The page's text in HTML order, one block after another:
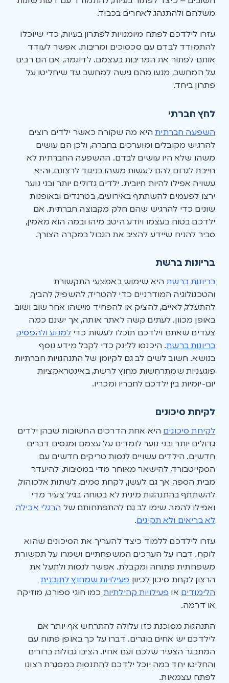
משלהם ולהתנהג לאחרים בכבוד.
עזרו לילדכם לפתח מיומנויות לפתרון בעיות, כדי שיוכלו
להתמודד לבדם עם סכסוכים ומריבות. אפשר לעודד
אותם לפתור את המריבות בעצמם. לדוגמה, אם הם רבים
על המחשב, מנעו מהם גישה למחשב עד שיחליטו על
פתרון ביחד.
לחץ חברתי
השפעה חברתיתהיא מה שקורה כאשר ילדים רוצים
להרגיש מקובלים ומוערכים בחברה, ולכן הם עושים
משהו שלא היו עושים לבדם. ההשפעה החברתית לא
חייבת לגרום להם לעשות משהו בניגוד לרצונם, והיא
עשויה אפילו להיות חיובית. ילדים גדולים יותר ובני נוער
ירצו לפעמים להשתתף באירועים, בטרנדים ובאופנות
שונים כדי להרגיש שהם חלק מקבוצה חברתית. אם
ילדכם בטוח בעצמו ויודע היטב מיהו ובמה הוא מאמין,
סביר להניח שיידע להציב את הגבול במקרה הצורך.
בריונות ברשת
בריונות ברשתהיא שימוש באמצעי התקשורת
והטכנולוגיה המודרניים כדי להטריד, להשפיל, להביך,
להתעלל, לאיים, להציק או להפחיד מישהו אחר שוב ושוב
באופן מכוון. לעתים קשה לאתר אותה, אך ישנם כמה
צעדים שאתם וילדכם תוכלו לעשות כדי למנוע ולהפסיק
בריונות ברשת. היכנסו ללינק כדי לקבל מידע נוסף
בנושא. חשוב לשים לב גם לקיומן של התנהגויות חברתיות
פוגעניות שמתרחשות מחוץ לרשת, באינטראקציות
יום-יומיות בין ילדכם לחבריו ומכריו.
לקיחת סיכונים
לקיחת סיכונים היא אחת הדרכים החשובות שבהן ילדים
גדולים יותר ובני נוער לומדים על עצמם ומנסים דברים
חדשים. הילדים עשויים לנסות טריקים חדשים עם
הסקייטבורד, להישאר מאוחר מדי במסיבות, להיעדר
מבית הספר, אך גם לעשן, לקחת סמים, לשתות אלכוהול,
להשתתף בהתנהגות מינית לא בטוחה בגיל צעיר מדי
ואפילו להמר. שימו לב גם להתפתחותם של הרגלי אכילה
לא בריאים ולא תקינים.
עזרו לילדכם ללמוד כיצד להעריך את הסיכונים שהוא
לוקח. דברו על הערכים המשפחתיים ושמרו על תקשורת
משפחתית פתוחה ומקבלת. אפשר לנסות ולתעל את
הרצון לקחת סיכון לכיוון פעילויות שמחוץ לתוכנית
הלימודים או פעילויות קהילתיות כמו חוגי ספורט, מוזיקה
או דרמה.
התנהגות מסוכנת כזו עלולה להתרחש אף יותר אם
לילדכם יש אחים בוגרים. דברו על כך באופן פתוח עם
המתבגר הצעיר שלכם ועם אחיו. הציבו גבולות ברורים
והחליטו יחד במה יוכל ילדכם להתנסות במסגרת רצונו
לפתח עצמאות.